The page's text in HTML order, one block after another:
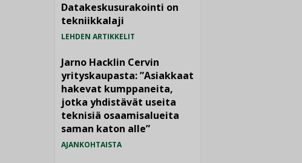
Datakeskusurakointi on
tekniikkalaji
LEHDEN ARTIKKELIT
Jarno Hacklin Cervin
yrityskaupasta: ”Asiakkaat
hakevat kumppaneita,
jotka yhdistävät useita
teknisiä osaamisalueita
saman katon alle”
AJANKOHTAISTA